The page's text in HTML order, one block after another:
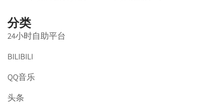
分类
24小时自助平台
BILIBILI
QQ音乐
头条